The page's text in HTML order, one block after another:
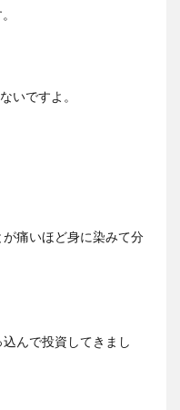
いですよ。
痛いほど身に染みて分
んで投資してきまし